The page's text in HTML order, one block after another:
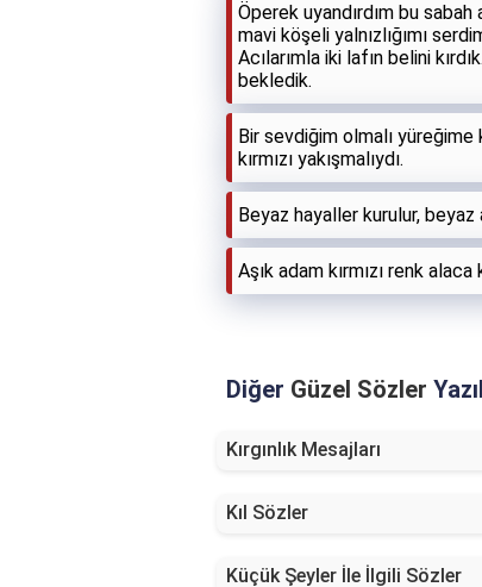
Öperek uyandırdım bu sabah
mavi köşeli yalnızlığımı
Acılarımla iki lafın belini
bekledik.
Bir sevdiğim olmalı yüreğime
kırmızı yakışmalıydı.
Beyaz hayaller kurulur,
Aşık adam kırmızı renk
Diğer Güzel Sözler
Kırgınlık Mesajları
Kıl Sözler
Küçük Şeyler İle İlgili Sözler